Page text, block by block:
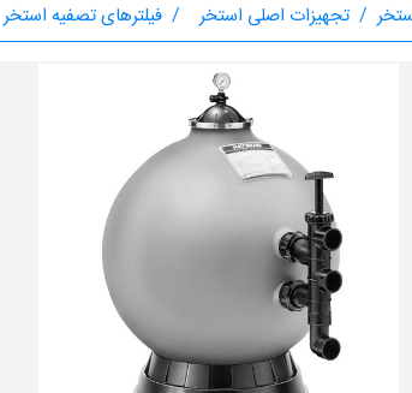
تجهیزات اصلی استخر فیلترهای تصفیه استخر